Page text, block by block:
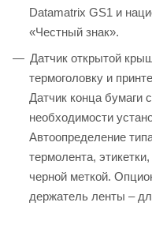
Datamatrix GS1 и
«Честный знак».
Датчик открытой
термоголовку и
Датчик конца бумаги
необходимости
Автоопределение
термолента,
черной меткой.
держатель ленты –